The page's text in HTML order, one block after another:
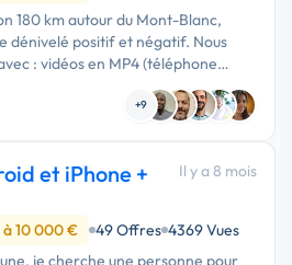
180 km autour du Mont-Blanc,
dénivelé positif et négatif. Nous
: vidéos en MP4 (téléphone
vlogs (deux points de vue) photos
+9
et iPhone +
Il y a 8 mois
10 000 € 49 Offres 4369 Vues
je cherche une personne pour